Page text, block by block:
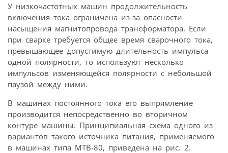
У низкочастотных машин продолжительность
включения тока ограничена из-за опасности
насыщения магнитопровода трансформатора. Если
при сварке требуется общее время сварочного тока,
превышающее допустимую длительность импульса
одной полярности, то используют несколько
импульсов изменяющейся полярности с небольшой
паузой между ними.
В машинах постоянного тока его выпрямление
производится непосредственно во вторичном
контуре машины. Принципиальная схема одного из
вариантов такого источника питания, применяемого
в машинах типа МТВ-80, приведена на рис. 2.